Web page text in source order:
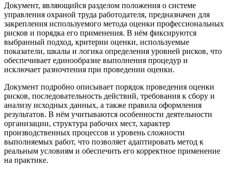
Документ, являющийся разделом положения о системе
управления охраной труда работодателя, предназначен для
закрепления используемого метода оценки профессиональных
рисков и порядка его применения. В нём фиксируются
выбранный подход, критерии оценки, используемые
показатели, шкалы и логика определения уровней рисков, что
обеспечивает единообразие выполнения процедур и
исключает разночтения при проведении оценки.
Документ подробно описывает порядок проведения оценки
рисков, последовательность действий, требования к сбору и
анализу исходных данных, а также правила оформления
результатов. В нём учитываются особенности деятельности
организации, структура рабочих мест, характер
производственных процессов и уровень сложности
выполняемых работ, что позволяет адаптировать метод к
реальным условиям и обеспечить его корректное применение
на практике.